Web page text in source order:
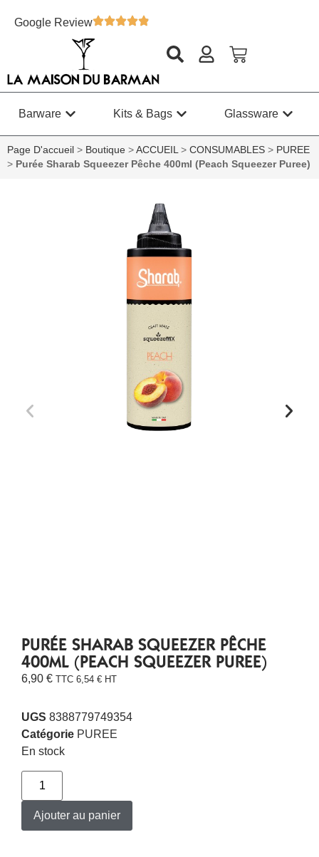
Google Review
Barware Kits & Bags Glassware
Page D'accueil > Boutique > ACCUEIL> CONSUMABLES > PUREE
> Purée Sharab Squeezer Pêche 400ml (Peach Squeezer Puree)
PURÉE SHARAB SQUEEZER PÊCHE
400ML (PEACH SQUEEZER PUREE)
6,90 € TTC 6,54 € HT
UGS 8388779749354
Catégorie PUREE
En stock
Ajouter au panier